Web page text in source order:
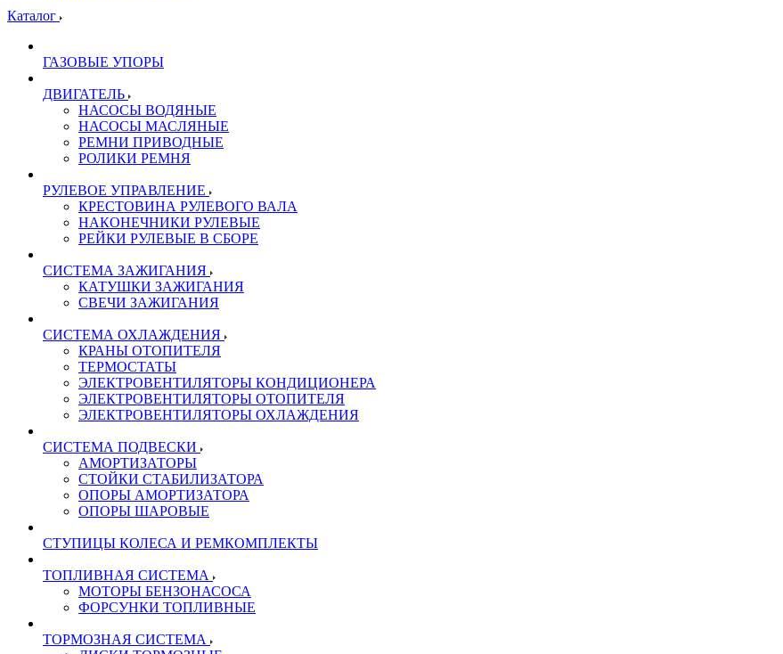
Каталог
ГАЗОВЫЕ УПОРЫ
ДВИГАТЕЛЬ
НАСОСЫ ВОДЯНЫЕ
НАСОСЫ МАСЛЯНЫЕ
РЕМНИ ПРИВОДНЫЕ
РОЛИКИ РЕМНЯ
РУЛЕВОЕ УПРАВЛЕНИЕ
КРЕСТОВИНА РУЛЕВОГО ВАЛА
НАКОНЕЧНИКИ РУЛЕВЫЕ
РЕЙКИ РУЛЕВЫЕ В СБОРЕ
СИСТЕМА ЗАЖИГАНИЯ
КАТУШКИ ЗАЖИГАНИЯ
СВЕЧИ ЗАЖИГАНИЯ
СИСТЕМА ОХЛАЖДЕНИЯ
КРАНЫ ОТОПИТЕЛЯ
ТЕРМОСТАТЫ
ЭЛЕКТРОВЕНТИЛЯТОРЫ КОНДИЦИОНЕРА
ЭЛЕКТРОВЕНТИЛЯТОРЫ ОТОПИТЕЛЯ
ЭЛЕКТРОВЕНТИЛЯТОРЫ ОХЛАЖДЕНИЯ
СИСТЕМА ПОДВЕСКИ
АМОРТИЗАТОРЫ
СТОЙКИ СТАБИЛИЗАТОРА
ОПОРЫ АМОРТИЗАТОРА
ОПОРЫ ШАРОВЫЕ
СТУПИЦЫ КОЛЕСА И РЕМКОМПЛЕКТЫ
ТОПЛИВНАЯ СИСТЕМА
МОТОРЫ БЕНЗОНАСОСА
ФОРСУНКИ ТОПЛИВНЫЕ
ТОРМОЗНАЯ СИСТЕМА